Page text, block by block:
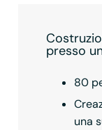
presso
80
una